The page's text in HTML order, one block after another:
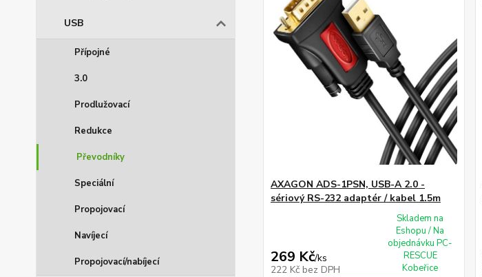
USB
Přípojné
3.0
Prodlužovací
Redukce
Převodníky
Speciální
Propojovací
Navíjecí
Propojovací/nabíjecí
AXAGON ADS-1PSN, USB-A 2.0 -
sériový RS-232 adaptér / kabel 1.5m
269 Kč/ks
222 Kč bez DPH
Skladem na
Eshopu / Na
objednávku PC-
RESCUE
Kobeřice